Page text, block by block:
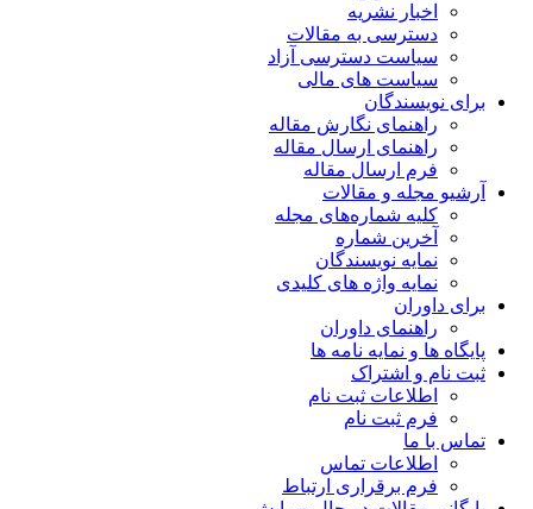
اخبار نشریه
دسترسی به مقالات
سیاست دسترسی آزاد
سیاست های مالی
برای نویسندگان
راهنمای نگارش مقاله
راهنمای ارسال مقاله
فرم ارسال مقاله
آرشیو مجله و مقالات
کلیه شماره‌های مجله
آخرین شماره
نمایه نویسندگان
نمایه واژه های کلیدی
برای داوران
راهنمای داوران
پایگاه ها و نمایه نامه ها
ثبت نام و اشتراک
اطلاعات ثبت نام
فرم ثبت نام
تماس با ما
اطلاعات تماس
فرم برقراری ارتباط